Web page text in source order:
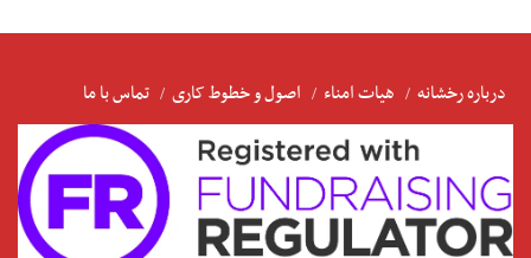
درباره رخشانه هیات امناء اصول و خطوط کاری تماس با ما